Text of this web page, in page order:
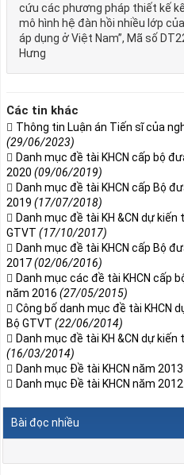
cứu các phương pháp thiết kế
mô hình hệ đàn hồi nhiều lớp
áp dụng ở Việt Nam”, Mã số
Hưng
Các tin khác
Thông tin Luận án Tiến sĩ của
(29/06/2023)
Danh mục đề tài KHCN cấp bộ
2020 (09/06/2019)
Danh mục đề tài KHCN cấp Bộ
2019 (17/07/2018)
Danh mục đề tài KH &CN dự
GTVT (17/10/2017)
Danh mục đề tài KHCN cấp Bộ
2017(02/06/2016)
Danh mục các đề tài KHCN cấp
năm 2016 (27/05/2015)
Công bố danh mục đề tài KHCN
Bộ GTVT (22/06/2014)
Danh mục đề tài KH &CN dự
(16/03/2014)
Danh mục Đề tài KHCN năm
Danh mục Đề tài KHCN năm
Bài đọc nhiều